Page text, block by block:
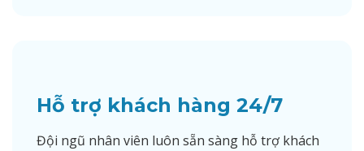
Hỗ trợ khách hàng 24/7
Đội ngũ nhân viên luôn sẵn sàng hỗ trợ khách